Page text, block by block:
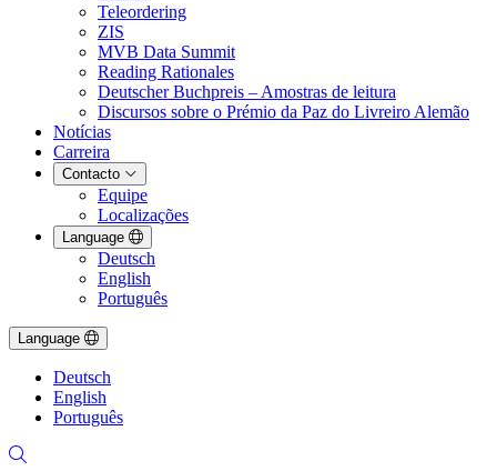
Teleordering
ZIS
MVB Data Summit
Reading Rationales
Deutscher Buchpreis – Amostras de leitura
Discursos sobre o Prémio da Paz do Livreiro Alemão
Notícias
Carreira
Contacto
Equipe
Localizações
Language
Deutsch
English
Português
Language
Deutsch
English
Português